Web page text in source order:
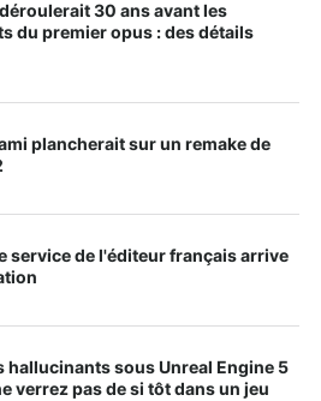
déroulerait 30 ans avant les
du premier opus : des détails
plancherait sur un remake de
service de l'éditeur français arrive
hallucinants sous Unreal Engine 5
verrez pas de si tôt dans un jeu